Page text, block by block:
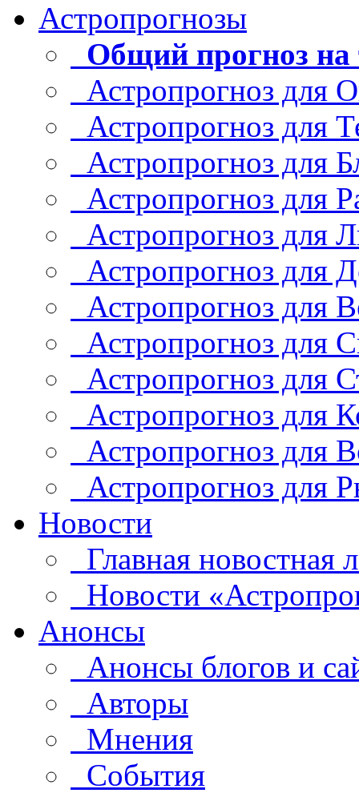
Астропрогнозы
Общий прогноз
Астропрогноз для
Астропрогноз для
Астропрогноз для
Астропрогноз для
Астропрогноз для
Астропрогноз для
Астропрогноз для
Астропрогноз для
Астропрогноз для
Астропрогноз для
Астропрогноз для
Астропрогноз для
Новости
Главная новостная
Новости
Анонсы
Анонсы блогов и
Авторы
Мнения
События